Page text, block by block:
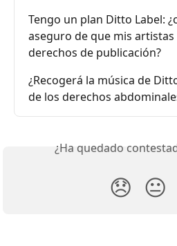
Tengo un plan Ditto Label:
aseguro de que mis artistas
derechos de publicación?
¿Recogerá la música de
de los derechos
¿Ha quedado
😞 😐